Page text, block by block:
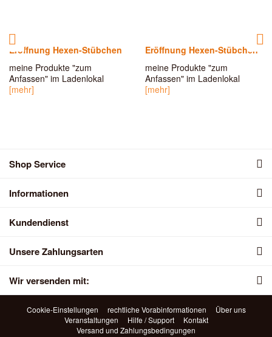
Eröffnung Hexen-Stübchen
meine Produkte "zum
Anfassen" im Ladenlokal
[mehr]
Eröffnung Hexen-Stübchen
meine Produkte "zum
Anfassen" im Ladenlokal
[mehr]
Shop Service
Informationen
Kundendienst
Unsere Zahlungsarten
Wir versenden mit:
Cookie-Einstellungen rechtliche Vorabinformationen
Über uns
Veranstaltungen
Hilfe / Support
Kontakt
Versand und Zahlungsbedingungen